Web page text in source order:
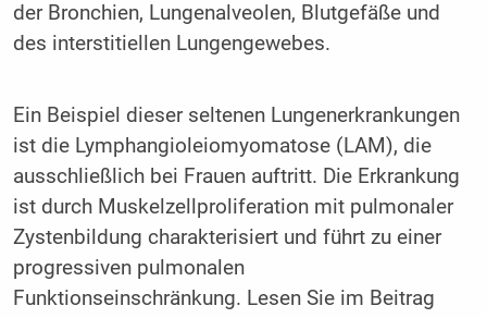
der Bronchien, Lungenalveolen, Blutgefäße und
des interstitiellen Lungengewebes.
Ein Beispiel dieser seltenen Lungenerkrankungen
ist die Lymphangioleiomyomatose (LAM), die
ausschließlich bei Frauen auftritt. Die Erkrankung
ist durch Muskelzellproliferation mit pulmonaler
Zystenbildung charakterisiert und führt zu einer
progressiven pulmonalen
Funktionseinschränkung. Lesen Sie im Beitrag